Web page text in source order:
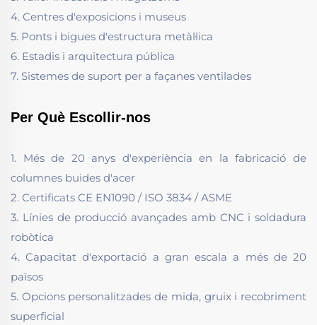
4. Centres d'exposicions i museus
5. Ponts i bigues d'estructura metàl·lica
6. Estadis i arquitectura pública
7. Sistemes de suport per a façanes ventilades
Per Què Escollir-nos
1. Més de 20 anys d'experiència en la fabricació de
columnes buides d'acer
2. Certificats CE EN1090 / ISO 3834 / ASME
3. Línies de producció avançades amb CNC i soldadura
robòtica
4. Capacitat d'exportació a gran escala a més de 20
països
5. Opcions personalitzades de mida, gruix i recobriment
superficial